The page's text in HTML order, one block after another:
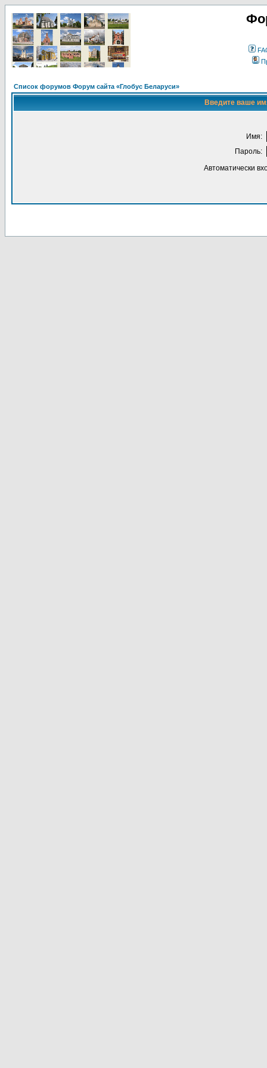
Список форумов Форум сайта «Глобус Беларуси»
Введите ваше
Имя:
Пароль:
Автоматически